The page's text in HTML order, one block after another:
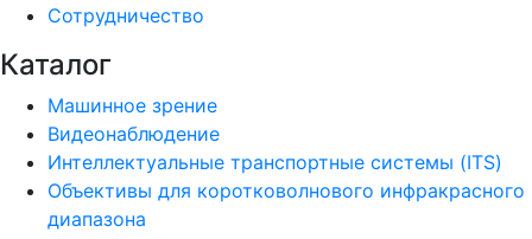
Сотрудничество
Каталог
Машинное зрение
Видеонаблюдение
Интеллектуальные транспортные системы (ITS)
Объективы для коротковолнового инфракрасного
диапазона